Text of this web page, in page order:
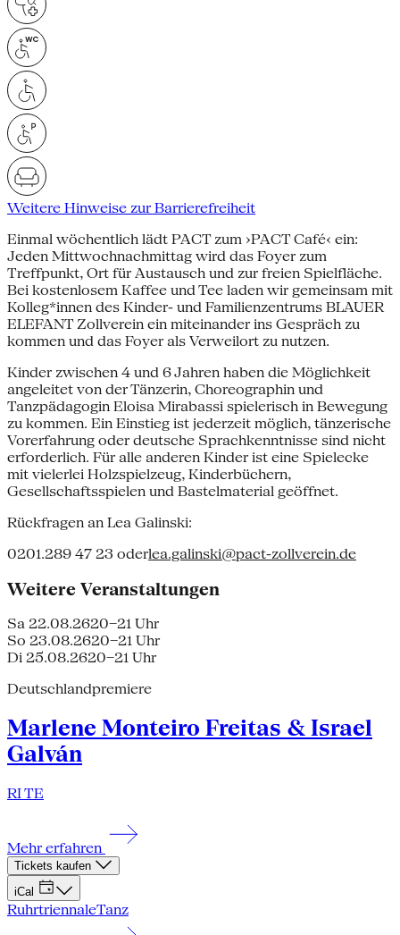
Weitere Hinweise zur Barrierefreiheit
Einmal wöchentlich lädt PACT zum ›PACT Café‹ ein:
Jeden Mittwochnachmittag wird das Foyer zum
Treffpunkt, Ort für Austausch und zur freien Spielfläche.
Bei kostenlosem Kaffee und Tee laden wir gemeinsam mit
Kolleg*innen des Kinder- und Familienzentrums BLAUER
ELEFANT Zollverein ein miteinander ins Gespräch zu
kommen und das Foyer als Verweilort zu nutzen.
Kinder zwischen 4 und 6 Jahren haben die Möglichkeit
angeleitet von der Tänzerin, Choreographin und
Tanzpädagogin Eloisa Mirabassi spielerisch in Bewegung
zu kommen. Ein Einstieg ist jederzeit möglich, tänzerische
Vorerfahrung oder deutsche Sprachkenntnisse sind nicht
erforderlich. Für alle anderen Kinder ist eine Spielecke
mit vielerlei Holzspielzeug, Kinderbüchern,
Gesellschaftsspielen und Bastelmaterial geöffnet.
Rückfragen an Lea Galinski:
0201.289 47 23 oderlea.galinski@pact-zollverein.de
Weitere Veranstaltungen
Sa 22.08.2620–21 Uhr
So 23.08.2620–21 Uhr
Di 25.08.2620–21 Uhr
Deutschlandpremiere
Marlene Monteiro Freitas & Israel
Galván
RI TE
Mehr erfahren
Tickets kaufen
iCal
RuhrtriennaleTanz